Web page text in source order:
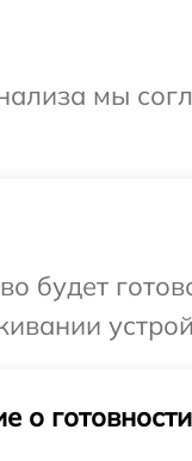
мы
будет
о готовности